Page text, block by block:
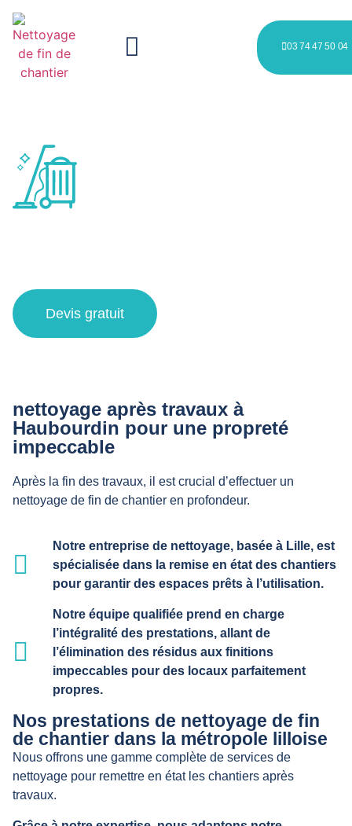
03 74 47 50 04
Devis gratuit
nettoyage après travaux à
Haubourdin pour une propreté
impeccable
Après la fin des travaux, il est crucial d’effectuer un
nettoyage de fin de chantier en profondeur.
Notre entreprise de nettoyage, basée à Lille, est
spécialisée dans la remise en état des chantiers
pour garantir des espaces prêts à l’utilisation.
Notre équipe qualifiée prend en charge
l’intégralité des prestations, allant de
l’élimination des résidus aux finitions
impeccables pour des locaux parfaitement
propres.
Nos prestations de nettoyage de fin
de chantier dans la métropole lilloise
Nous offrons une gamme complète de services de
nettoyage pour remettre en état les chantiers après
travaux.